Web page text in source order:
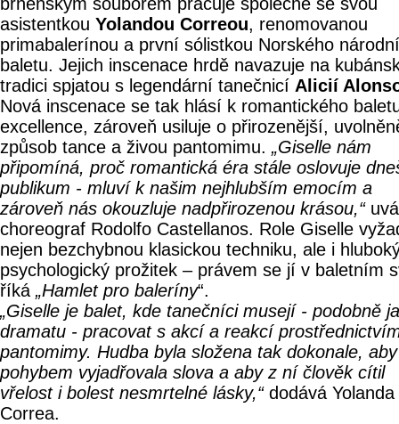
asistentkou Yolandou Correou, renomovanou
primabalerínou a první sólistkou Norského
baletu. Jejich inscenace hrdě navazuje na
tradici spjatou s legendární tanečnicí Alicií
Nová inscenace se tak hlásí k romantického
excellence, zároveň usiluje o přirozenější,
způsob tance a živou pantomimu. „Giselle nám
připomíná, proč romantická éra stále oslovuje
publikum - mluví k našim nejhlubším emocím a
zároveň nás okouzluje nadpřirozenou krásou,“
choreograf Rodolfo Castellanos. Role Giselle
nejen bezchybnou klasickou techniku, ale i
psychologický prožitek – právem se jí v baletním
říká „Hamlet pro baleríny“.
„Giselle je balet, kde tanečníci musejí - podobně
dramatu - pracovat s akcí a reakcí
pantomimy. Hudba byla složena tak dokonale, aby
pohybem vyjadřovala slova a aby z ní člověk cítil
vřelost i bolest nesmrtelné lásky,“dodává Yolanda
Correa.